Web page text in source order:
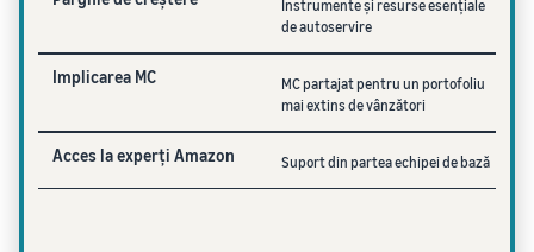
Instrumente și resurse esențiale
de autoservire
Implicarea MC
MC partajat pentru un portofoliu
mai extins de vânzători
Acces la experți Amazon Suport din partea echipei de bază